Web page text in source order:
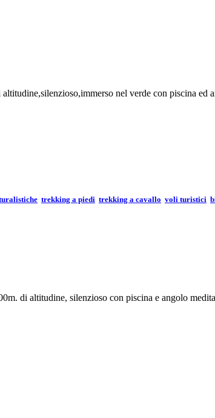
nel verde con piscina ed
trekking a piedi trekking a cavallo voli turistici
di altitudine, silenzioso con piscina e angolo